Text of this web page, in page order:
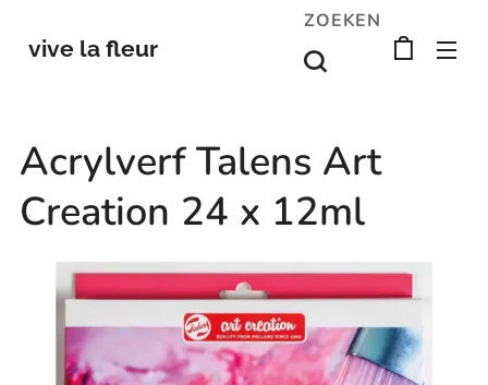
vive la fleur
ZOEKEN
Acrylverf Talens Art
Creation 24 x 12ml